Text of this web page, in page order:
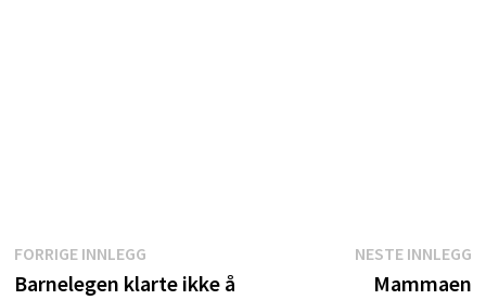
Innleggsnavigasjon
FORRIGE INNLEGGForrige
innlegg:
Barnelegen klarte ikke å
NESTE INNLEGG
Mammaen